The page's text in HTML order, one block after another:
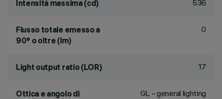
Intensità massima (cd) 536
Flusso totale emesso a
90° o oltre (lm)
0
Light output ratio (LOR) 17
Ottica e angolo di
GL - general lighting